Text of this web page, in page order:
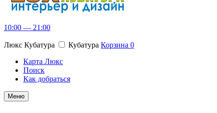
10:00 — 21:00
Люкс Кубатура Кубатура Корзина 0
Карта Люкс
Поиск
Как добраться
Меню